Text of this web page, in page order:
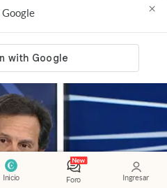
Inicio Foro Ingresar
×
espera el Gobierno
el cepo